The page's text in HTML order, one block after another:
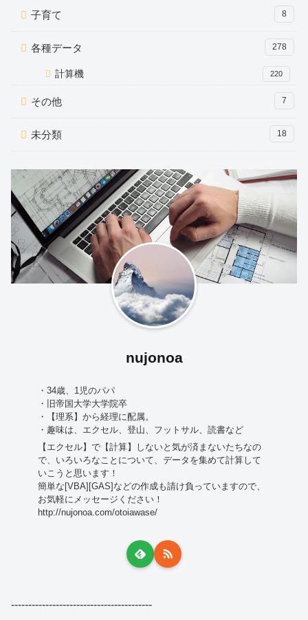
子育て 8
各種データ 278
計算機 220
その他 7
未分類 18
nujonoa
・34歳、1児のパパ
・旧帝国大学大学院卒
・【理系】から経理に配属。
・趣味は、エクセル、登山、フットサル、読書など
【エクセル】で【計算】しないと気が済まないたちなの
で、いろいろなことについて、データを集めて計算して
いこうと思います！
簡単な[VBA][GAS]などの作成も請け負っていますので、
お気軽にメッセージください！
http://nujonoa.com/otoiawase/
-----------------------------------------